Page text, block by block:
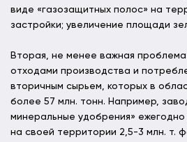
виде «газозащитных полос» на
застройки; увеличение площади
Вторая, не менее важная
отходами производства и
вторичным сырьем, которых в
более 57 млн. тонн. Например,
минеральные удобрения»
на своей территории 2,5-3 млн. т.